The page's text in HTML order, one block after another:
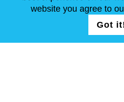
FOLG UNS AUF
website you agree to
Got